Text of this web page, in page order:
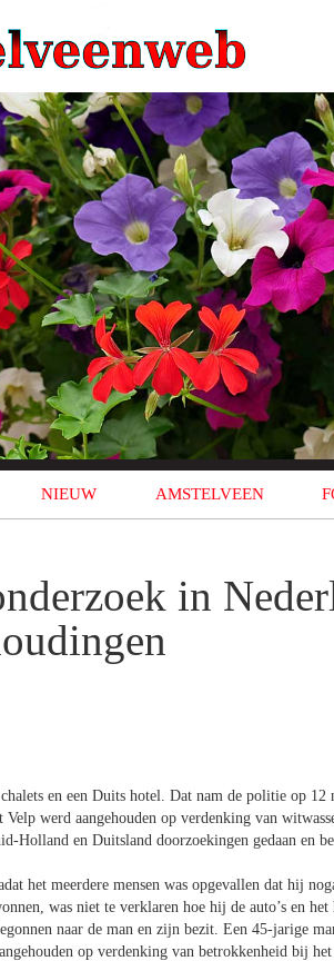
NIEUW AMSTELVEEN
in
en een Duits hotel. Dat nam de politie op
werd aangehouden op verdenking van
Holland en Duitsland doorzoekingen gedaan en
het meerdere mensen was opgevallen dat hij
was niet te verklaren hoe hij de auto’s en
naar de man en zijn bezit. Een 45-jarige
op verdenking van betrokkenheid bij het